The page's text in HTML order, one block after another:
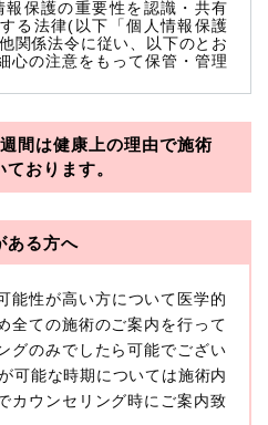
保護の重要性を認識・共有
る法律(以下「個人情報保護
関係法令に従い、以下のとお
心の注意をもって保管・管理
称していいます。
ライアンス
おいて「個人情報」とは、生
あって、当該情報に含まれる
述等により特定の個人を識別
号（個人情報保護委員会の政
るものをいいます。
報には、単独のままでは特定
もありますが、他の情報と組
間は健康上の理由で施術
おります。
ある方へ
能性が高い方について医学的
全ての施術のご案内を行って
グのみでしたら可能でござい
可能な時期については施術内
カウンセリング時にご案内致